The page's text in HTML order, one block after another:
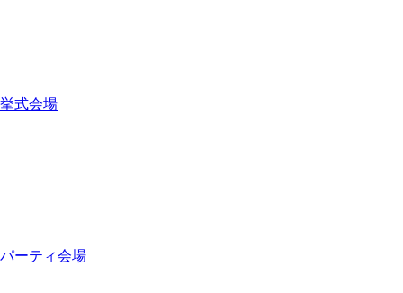
挙式会場
パーティ会場